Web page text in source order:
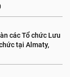
các Tổ chức Lưu
tại Almaty,